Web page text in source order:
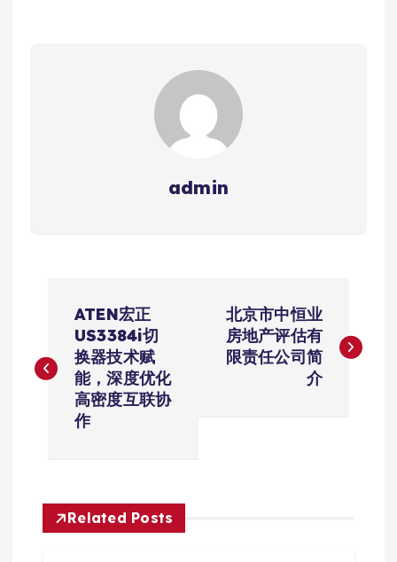
admin
导
ATEN宏正
US3384i切
换器技术赋
能，深度优化
高密度互联协
作
北京市中恒业
房地产评估有
限责任公司简
介
Related Posts